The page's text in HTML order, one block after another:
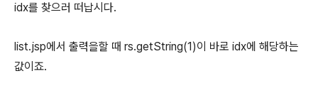
idx를 찾으러 떠납시다.
list.jsp에서 출력을할 때 rs.getString(1)이 바로 idx에 해당하는
값이죠.